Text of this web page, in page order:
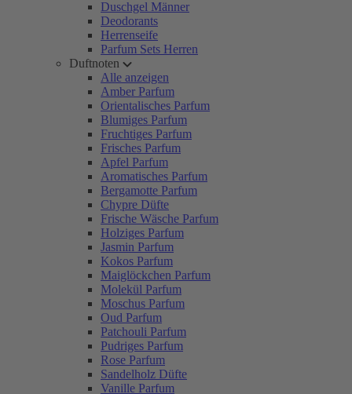
Duschgel Männer
Deodorants
Herrenseife
Parfum Sets Herren
Duftnoten
Alle anzeigen
Amber Parfum
Orientalisches Parfum
Blumiges Parfum
Fruchtiges Parfum
Frisches Parfum
Apfel Parfum
Aromatisches Parfum
Bergamotte Parfum
Chypre Düfte
Frische Wäsche Parfum
Holziges Parfum
Jasmin Parfum
Kokos Parfum
Maiglöckchen Parfum
Molekül Parfum
Moschus Parfum
Oud Parfum
Patchouli Parfum
Pudriges Parfum
Rose Parfum
Sandelholz Düfte
Vanille Parfum